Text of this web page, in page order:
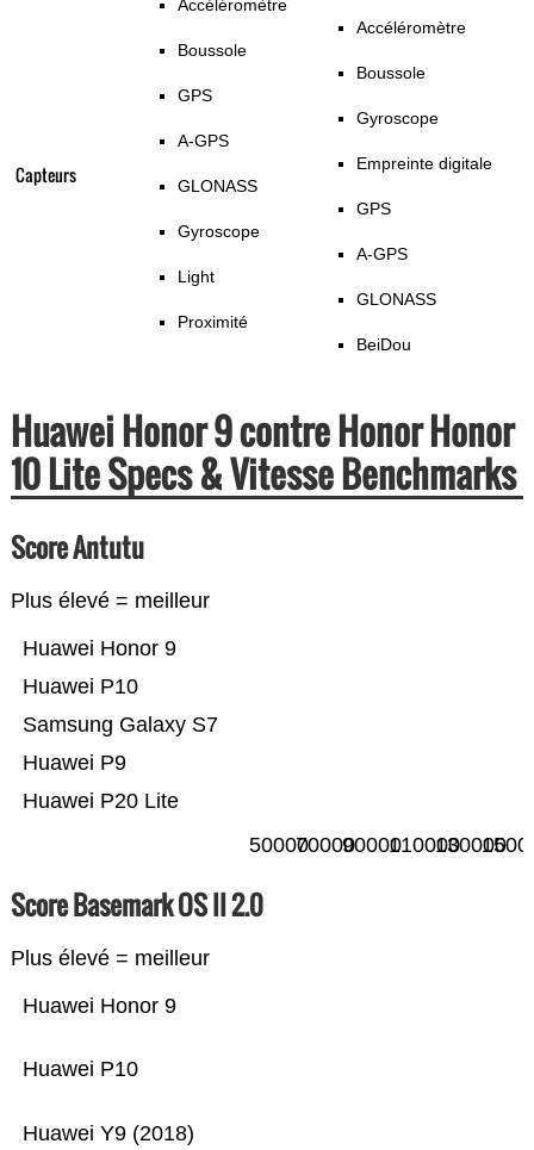
Capteurs
Accéléromètre
Boussole
GPS
A-GPS
GLONASS
Gyroscope
Light
Proximité
Accéléromètre
Boussole
Gyroscope
Empreinte digitale
GPS
A-GPS
GLONASS
BeiDou
Huawei Honor 9 contre Honor Honor
10 Lite Specs & Vitesse Benchmarks
Score Antutu
Plus élevé = meilleur
Huawei P20 Lite
Huawei P9
Samsung Galaxy S7
Huawei P10
Huawei Honor 9
500007000090000110000130000
Score Basemark OS II 2.0
Plus élevé = meilleur
Huawei Y9 (2018)
Huawei P10
Huawei Honor 9